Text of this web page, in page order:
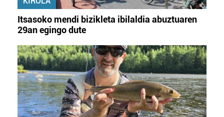
zerbitzuak hobetzeko asmoz, cookie teknologiaz
baliatzen gara. Ohar hau onartuz gero, teknologia hori
erabiltzeko baimen esplizitua ematen diguzu.Gehiago
irakurri
Itsasoko mendi bizikleta ibilaldia abuztuaren
29an egingo dute